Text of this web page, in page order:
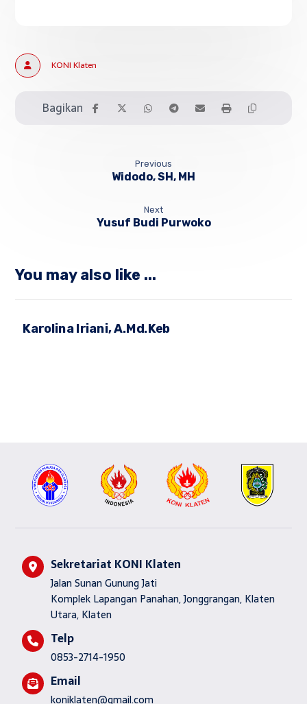
KONI Klaten
Previous
Widodo, SH, MH
Next
Yusuf Budi Purwoko
You may also like ...
Karolina Iriani, A.Md.Keb
Sekretariat KONI Klaten
Jalan Sunan Gunung Jati
Komplek Lapangan Panahan, Jonggrangan, Klaten
Utara, Klaten
Telp
0853-2714-1950
Email
koniklaten@gmail.com